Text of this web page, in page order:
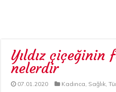
Yıldız çiçeğinin
nelerdir
07.01.2020 Kadınca, Sağlık,